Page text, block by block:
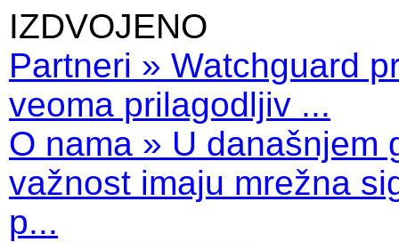
IZDVOJENO
Partneri » Watchguard
veoma prilagodljiv ...
O nama » U današnjem
važnost imaju mrežna
p...